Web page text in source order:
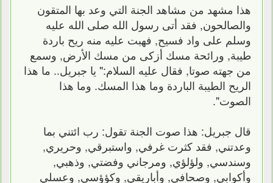
هذا مشهد من مشاهد الجنة التي وعد بها المتقون
والصالحون, فقد أتى رسول الله صلى الله عليه
وسلم على واد فسيح, فهبت عليه منه ريح باردة
طيبة, ورائحة مسك أزكى من مسك الأرض, وسمع
من جهته صوتا, فقال عليه السلام:" يا جبريل.. ما هذا
الريح الطيبة الباردة وما هذا المسك. وما هذا
الصوت".
قال جبريل: هذا صوت الجنة تقول: رب ائتني بما
وعدتني, فقد كثرت غرفي, واستبرقي, وحريري,
وسندسي, ولؤلؤي, ومرجاني وفضتي, وذهبي,
وأكوابي, وصحافي, وأباريقي, وكؤؤسي, وعسلي